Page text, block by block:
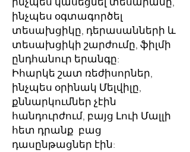
ինչպես օգտագործել
տեսախցիկը, դերասանների և
տեսախցիկի շարժումը, ֆիլմի
ընդհանուր երանգը:
Իհարկե շատ ռեժիսորներ,
ինչպես օրինակ Մելվիլը,
քննարկումներ չէին
հանդուրժում, բայց Լուի Մալլի
հետ դրանք բաց
դասընթացներ էին: